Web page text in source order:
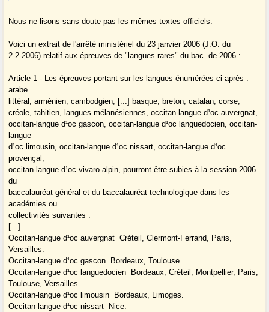
Nous ne lisons sans doute pas les mêmes textes officiels.
Voici un extrait de l'arrêté ministériel du 23 janvier 2006 (J.O. du
2-2-2006) relatif aux épreuves de "langues rares" du bac. de 2006 :
Article 1 - Les épreuves portant sur les langues énumérées ci-après :
arabe
littéral, arménien, cambodgien, [...] basque, breton, catalan, corse,
créole, tahitien, langues mélanésiennes, occitan-langue d¹oc auvergnat,
occitan-langue d¹oc gascon, occitan-langue d¹oc languedocien, occitan-
langue
d¹oc limousin, occitan-langue d¹oc nissart, occitan-langue d¹oc
provençal,
occitan-langue d¹oc vivaro-alpin, pourront être subies à la session 2006
du
baccalauréat général et du baccalauréat technologique dans les
académies ou
collectivités suivantes :
[...]
Occitan-langue d¹oc auvergnat ­ Créteil, Clermont-Ferrand, Paris,
Versailles.
Occitan-langue d¹oc gascon ­ Bordeaux, Toulouse.
Occitan-langue d¹oc languedocien ­ Bordeaux, Créteil, Montpellier, Paris,
Toulouse, Versailles.
Occitan-langue d¹oc limousin ­ Bordeaux, Limoges.
Occitan-langue d¹oc nissart ­ Nice.